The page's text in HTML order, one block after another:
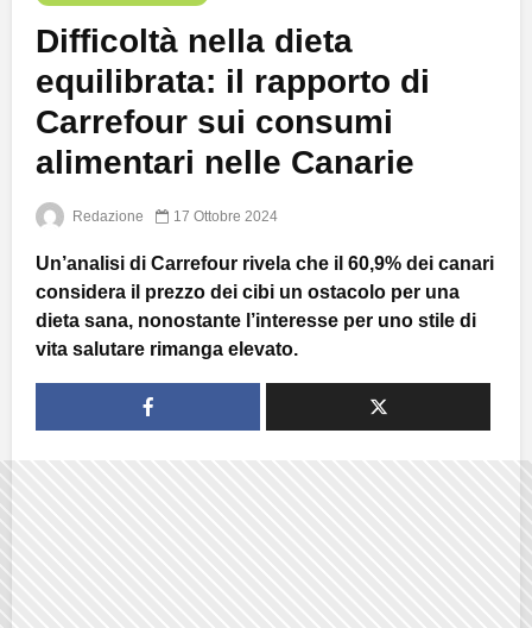
Difficoltà nella dieta
equilibrata: il rapporto di
Carrefour sui consumi
alimentari nelle Canarie
Redazione 17 Ottobre 2024
Un’analisi di Carrefour rivela che il 60,9% dei canari
considera il prezzo dei cibi un ostacolo per una
dieta sana, nonostante l’interesse per uno stile di
vita salutare rimanga elevato.